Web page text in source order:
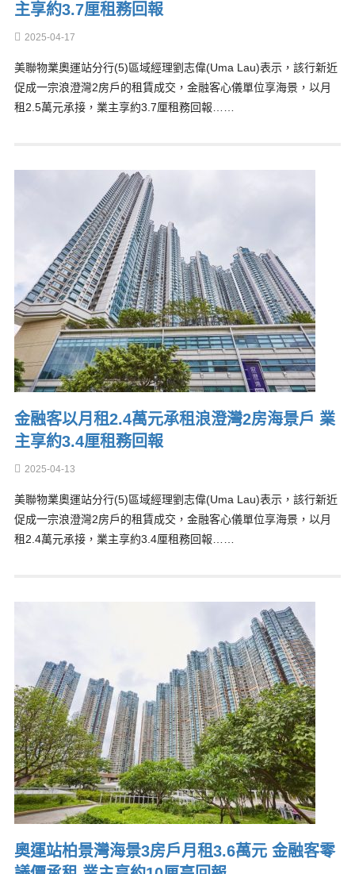
主享約3.7厘租務回報
2025-04-17
美聯物業奧運站分行(5)區域經理劉志偉(Uma Lau)表示，該行新近
促成一宗浪澄灣2房戶的租賃成交，金融客心儀單位享海景，以月
租2.5萬元承接，業主享約3.7厘租務回報……
金融客以月租2.4萬元承租浪澄灣2房海景戶 業
主享約3.4厘租務回報
2025-04-13
美聯物業奧運站分行(5)區域經理劉志偉(Uma Lau)表示，該行新近
促成一宗浪澄灣2房戶的租賃成交，金融客心儀單位享海景，以月
租2.4萬元承接，業主享約3.4厘租務回報……
奧運站柏景灣海景3房戶月租3.6萬元 金融客零